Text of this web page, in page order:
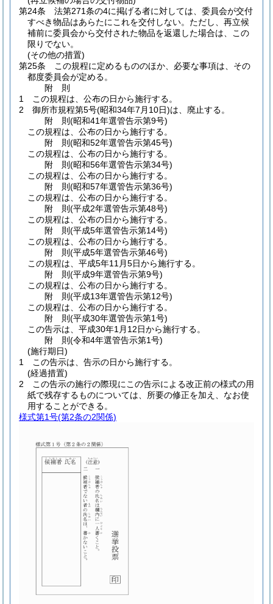
第24条
法第271条の4に掲げる者に対しては、委員会が交付
すべき物品はあらたにこれを交付しない。 ただし、再立候
補前に委員会から交付された物品を返還した場合は、この
限りでない。
(その他の措置)
第25条
この規程に定めるもののほか、必要な事項は、その
都度委員会が定める。
附 則
1
この規程は、公布の日から施行する。
2
御所市規程第5号(昭和34年7月10日)は、廃止する。
附 則(昭和41年選管告示第9号)
この規程は、公布の日から施行する。
附 則(昭和52年選管告示第45号)
この規程は、公布の日から施行する。
附 則(昭和56年選管告示第34号)
この規程は、公布の日から施行する。
附 則(昭和57年選管告示第36号)
この規程は、公布の日から施行する。
附 則(平成2年選管告示第48号)
この規程は、公布の日から施行する。
附 則(平成5年選管告示第14号)
この規程は、公布の日から施行する。
附 則(平成5年選管告示第46号)
この規程は、平成5年11月5日から施行する。
附 則(平成9年選管告示第9号)
この規程は、公布の日から施行する。
附 則(平成13年選管告示第12号)
この規程は、公布の日から施行する。
附 則(平成30年選管告示第1号)
この告示は、平成30年1月12日から施行する。
附 則(令和4年選管告示第1号)
(施行期日)
1
この告示は、告示の日から施行する。
(経過措置)
2
この告示の施行の際現にこの告示による改正前の様式の用
紙で残存するものについては、所要の修正を加え、なお使
用することができる。
様式第1号(第2条の2関係)